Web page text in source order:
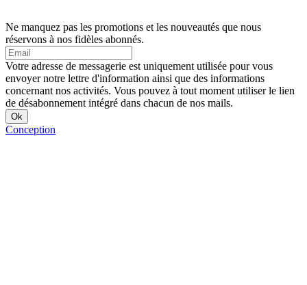
Ne manquez pas les promotions et les nouveautés que nous
réservons à nos fidèles abonnés.
Votre adresse de messagerie est uniquement utilisée pour vous
envoyer notre lettre d'information ainsi que des informations
concernant nos activités. Vous pouvez à tout moment utiliser le lien
de désabonnement intégré dans chacun de nos mails.
Conception